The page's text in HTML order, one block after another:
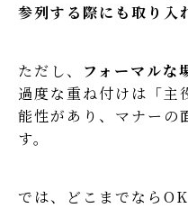
参列する際にも取り入
ただし、 フォーマルな
過度な重ね付けは「主
能性があり、マナーの
す。
では、どこまでなら